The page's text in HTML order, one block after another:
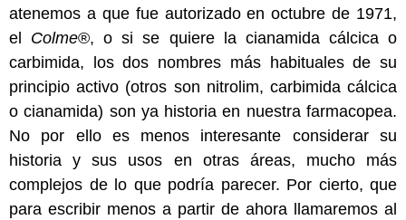
atenemos a que fue autorizado en octubre de 1971,
el Colme®, o si se quiere la cianamida cálcica o
carbimida, los dos nombres más habituales de su
principio activo (otros son nitrolim, carbimida cálcica
o cianamida) son ya historia en nuestra farmacopea.
No por ello es menos interesante considerar su
historia y sus usos en otras áreas, mucho más
complejos de lo que podría parecer. Por cierto, que
para escribir menos a partir de ahora llamaremos al